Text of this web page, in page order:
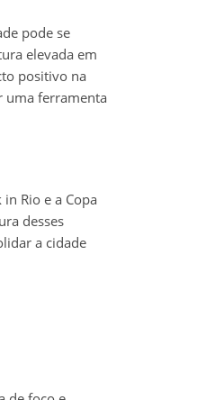
pode se
elevada em
positivo na
uma ferramenta
Rio e a Copa
desses
a cidade